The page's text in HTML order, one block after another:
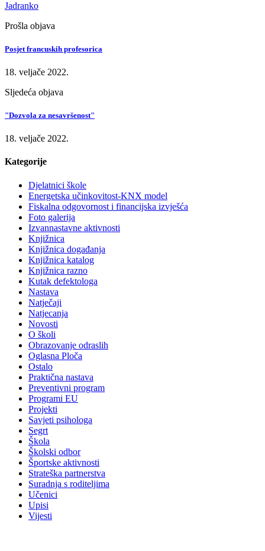
Jadranko
Prošla objava
Posjet francuskih profesorica
18. veljače 2022.
Sljedeća objava
"Dozvola za nesavršenost"
18. veljače 2022.
Kategorije
Djelatnici škole
Energetska učinkovitost-KNX model
Fiskalna odgovornost i financijska izvješća
Foto galerija
Izvannastavne aktivnosti
Knjižnica
Knjižnica događanja
Knjižnica katalog
Knjižnica razno
Kutak defektologa
Nastava
Natječaji
Natjecanja
Novosti
O školi
Obrazovanje odraslih
Oglasna Ploča
Ostalo
Praktična nastava
Preventivni program
Programi EU
Projekti
Savjeti psihologa
Segrt
Škola
Školski odbor
Športske aktivnosti
Strateška partnerstva
Suradnja s roditeljima
Učenici
Upisi
Vijesti